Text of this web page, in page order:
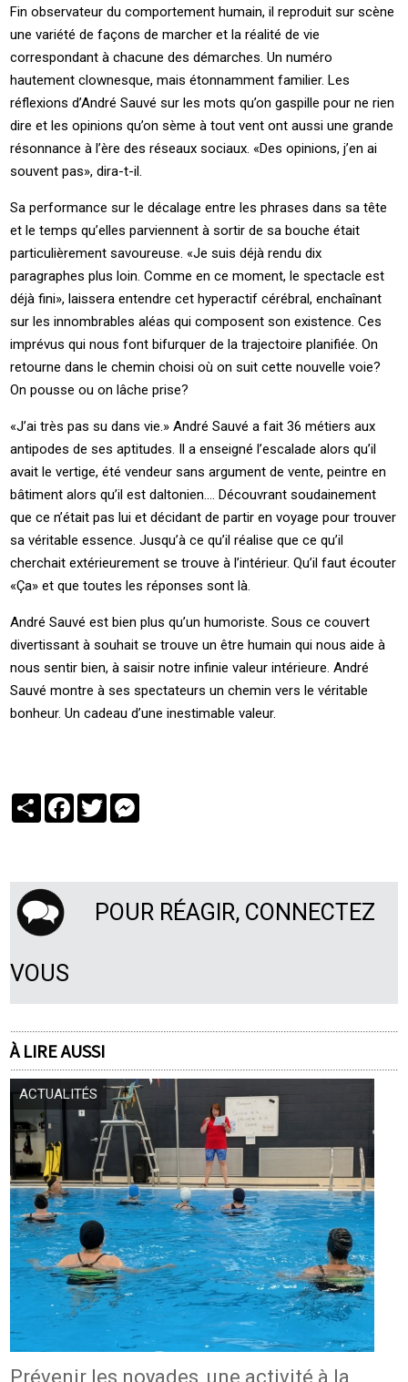
Fin observateur du comportement humain, il reproduit sur scène
une variété de façons de marcher et la réalité de vie
correspondant à chacune des démarches. Un numéro
hautement clownesque, mais étonnamment familier. Les
réflexions d’André Sauvé sur les mots qu’on gaspille pour ne rien
dire et les opinions qu’on sème à tout vent ont aussi une grande
résonnance à l’ère des réseaux sociaux. «Des opinions, j’en ai
souvent pas», dira-t-il.
Sa performance sur le décalage entre les phrases dans sa tête
et le temps qu’elles parviennent à sortir de sa bouche était
particulièrement savoureuse. «Je suis déjà rendu dix
paragraphes plus loin. Comme en ce moment, le spectacle est
déjà fini», laissera entendre cet hyperactif cérébral, enchaînant
sur les innombrables aléas qui composent son existence. Ces
imprévus qui nous font bifurquer de la trajectoire planifiée. On
retourne dans le chemin choisi où on suit cette nouvelle voie?
On pousse ou on lâche prise?
«J’ai très pas su dans vie.» André Sauvé a fait 36 métiers aux
antipodes de ses aptitudes. Il a enseigné l’escalade alors qu’il
avait le vertige, été vendeur sans argument de vente, peintre en
bâtiment alors qu’il est daltonien.... Découvrant soudainement
que ce n’était pas lui et décidant de partir en voyage pour trouver
sa véritable essence. Jusqu’à ce qu’il réalise que ce qu’il
cherchait extérieurement se trouve à l’intérieur. Qu’il faut écouter
«Ça» et que toutes les réponses sont là.
André Sauvé est bien plus qu’un humoriste. Sous ce couvert
divertissant à souhait se trouve un être humain qui nous aide à
nous sentir bien, à saisir notre infinie valeur intérieure. André
Sauvé montre à ses spectateurs un chemin vers le véritable
bonheur. Un cadeau d’une inestimable valeur.
PartagerFacebook
Twitter
POUR RÉAGIR, CONNECTEZ
VOUS
À LIRE AUSSI
ACTUALITÉS
Prévenir les noyades, une activité à la